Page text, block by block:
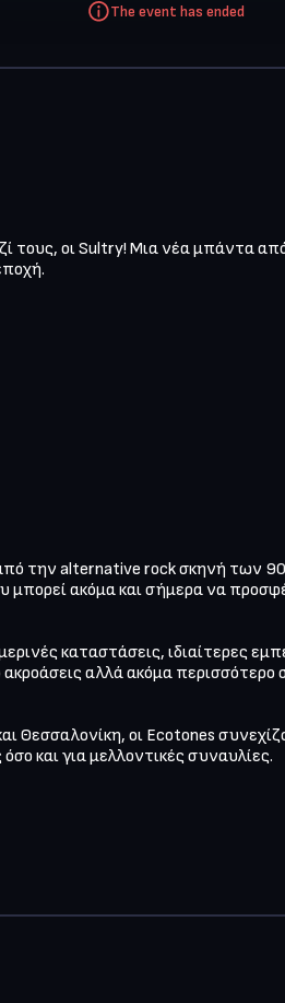
The event has ended
τους, οι Sultry! Μια νέα μπάντα
την alternative rock σκηνή των
μπορεί ακόμα και σήμερα να
καταστάσεις, ιδιαίτερες
αλλά ακόμα περισσότερο
Θεσσαλονίκη, οι Ecotones
και για μελλοντικές συναυλίες.